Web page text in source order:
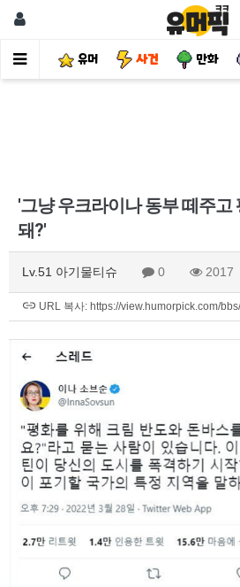
유머 사건 만화
'그냥 우크라이나 동부 떼주고
돼?'
Lv.51 아기물티슈 0 2017
URL 복사: https://view.humorpick.com/